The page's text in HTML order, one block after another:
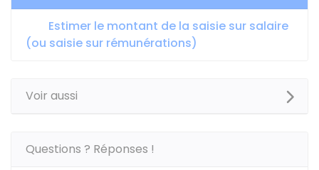
Estimer le montant de la saisie sur salaire
(ou saisie sur rémunérations)
Voir aussi
Questions ? Réponses !